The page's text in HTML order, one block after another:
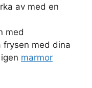
av med en
med
frysen med dina
marmor